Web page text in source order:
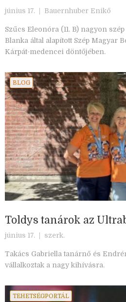
június 17. | Bauernhuber Enikő
Szűcs Eleonóra (11. B) nagyon
Blanka által alapított Szép Magyar
Kárpát-medencei döntőjében.
BLOG
Toldys tanárok az
június 17. | szerk.
Takács Gabriella tanárnő és
vállalkoztak a nagy kihívásra.
TEHETSÉGPORTÁL